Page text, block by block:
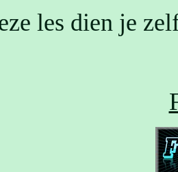
les dien je